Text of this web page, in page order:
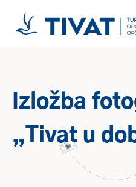
Izložba
„Tivat u